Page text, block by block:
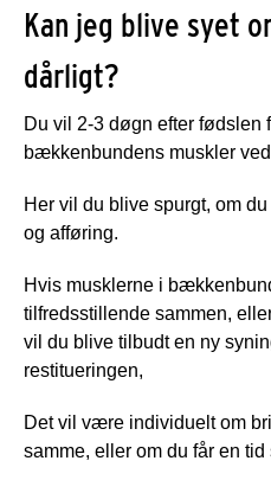
Kan jeg blive syet
dårligt?
Du vil 2-3 døgn efter fødslen
bækkenbundens muskler
Her vil du blive spurgt, om
og afføring.
Hvis musklerne i
tilfredsstillende sammen,
vil du blive tilbudt en ny
restitueringen,
Det vil være individuelt om
samme, eller om du får en tid